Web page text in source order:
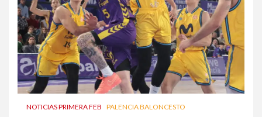
NOTICIAS PRIMERA FEB PALENCIA BALONCESTO